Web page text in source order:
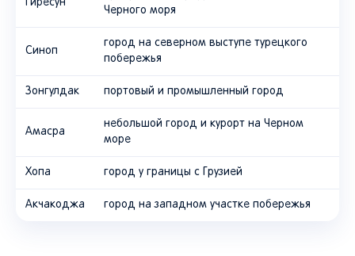
Гиресун
Черного моря
Синоп
город на северном выступе турецкого
побережья
Зонгулдак портовый и промышленный город
Амасра
небольшой город и курорт на Черном
море
Хопа город у границы с Грузией
Акчакоджа город на западном участке побережья